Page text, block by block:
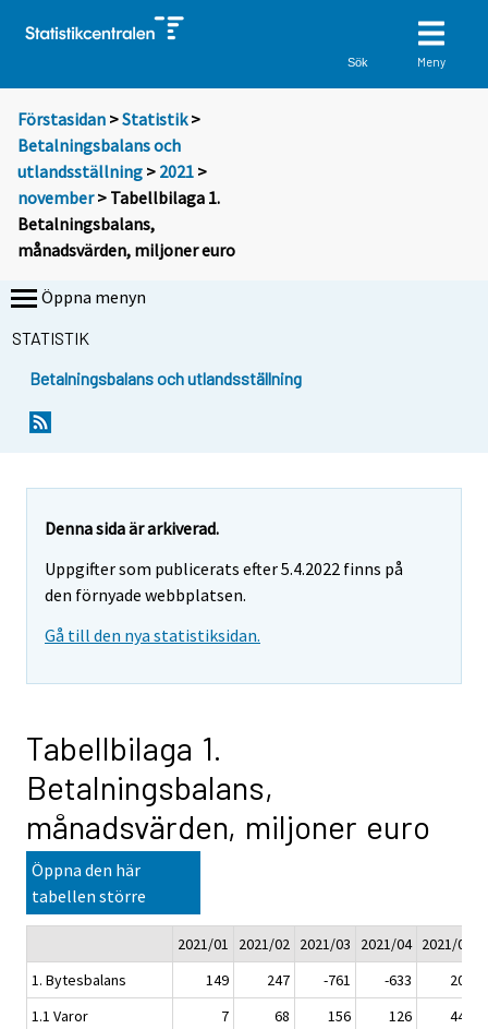
Sök Meny
Förstasidan >Statistik >
Betalningsbalans och
utlandsställning > 2021 >
november> Tabellbilaga 1.
Betalningsbalans,
månadsvärden, miljoner euro
Öppna menyn
STATISTIK
Betalningsbalans och utlandsställning
Denna sida är arkiverad.
Uppgifter som publicerats efter 5.4.2022 finns på
den förnyade webbplatsen.
Gå till den nya statistiksidan.
Tabellbilaga 1.
Betalningsbalans,
månadsvärden, miljoner euro
Öppna den här
tabellen större
2021/01 2021/02 2021/03 2021/04 2021/05
1. Bytesbalans
149 247 -761 -633
200
1.1 Varor
7 68 156 126
441